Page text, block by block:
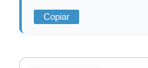
Copiar